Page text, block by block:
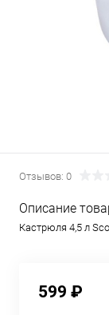
Отзывов: 0
Описание
Кастрюля 4,5 л
599 ₽